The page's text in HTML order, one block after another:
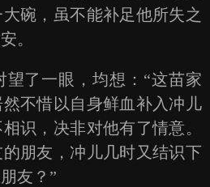
碗，虽不能补足他所失之
。
了一眼，均想：“这苗家
不惜以自身鲜血补入冲儿
识，决非对他有了情意。
朋友，冲儿几时又结识下
友？”